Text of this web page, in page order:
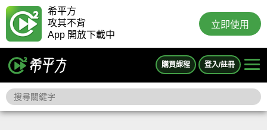
希平方
攻其不背
App 開放下載中
立即使用
購買課程 登入/註冊